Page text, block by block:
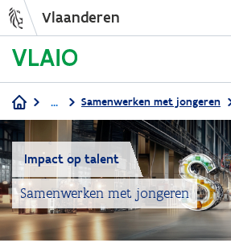
inhoud
gaan
Vlaanderen
Kruimelpad
... Samenwerken met jongeren
Impact op talent
Samenwerken met jongeren